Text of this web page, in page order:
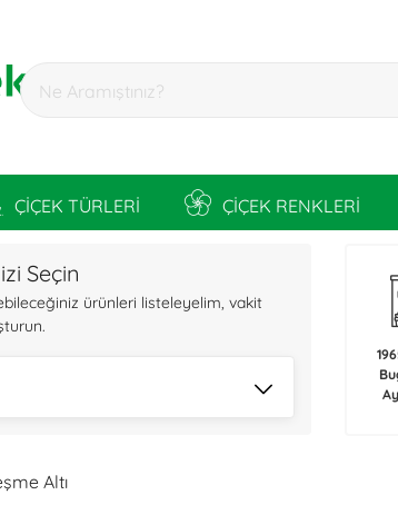
ÇİÇEK TÜRLERİ ÇİÇEK RENKLERİ
Seçin
ürünleri listeleyelim, vakit
Altı